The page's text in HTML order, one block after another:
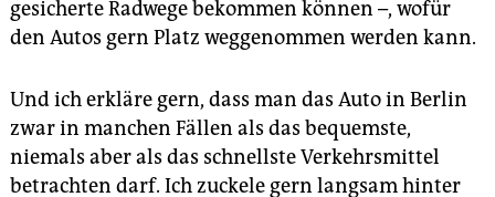
gesicherte Radwege bekommen können –, wofür
den Autos gern Platz weggenommen werden kann.
Und ich erkläre gern, dass man das Auto in Berlin
zwar in manchen Fällen als das bequemste,
niemals aber als das schnellste Verkehrsmittel
betrachten darf. Ich zuckele gern langsam hinter